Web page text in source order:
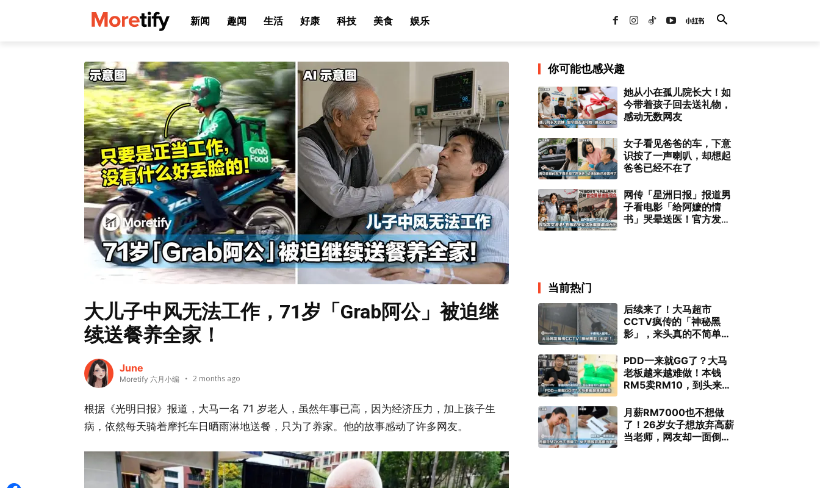
新闻 趣闻 生活 好康 科技 美食 娱乐
大儿子中风无法工作，71岁「Grab阿公」被迫继
续送餐养全家！
June
Moretify 六月小编 2 months ago
根据《光明日报》报道，大马一名 71 岁老人，虽然年事已高，因为经济压力，加上孩子生
病，依然每天骑着摩托车日晒雨淋地送餐，只为了养家。他的故事感动了许多网友。
你可能也感兴趣
她从小在孤儿院长大！如
今带着孩子回去送礼物，
感动无数网友
女子看见爸爸的车，下意
识按了一声喇叭，却想起
爸爸已经不在了
网传「星洲日报」报道男
子看电影「给阿嬷的情
书」哭晕送医！官方发文
当前热门
后续来了！大马超市
CCTV疯传的「神秘黑
影」，来头真的不简单…
PDD一来就GG了？大马
老板越来越难做！本钱
RM5卖RM10，到头来连
月薪RM7000也不想做
了！26岁女子想放弃高薪
当老师，网友却一面倒劝